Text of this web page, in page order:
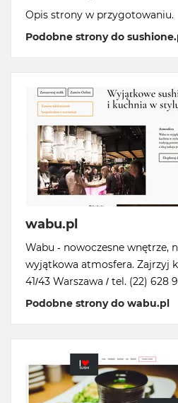
Opis strony w przygotowaniu.
Podobne strony do
wabu.pl
Wabu - nowoczesne wnętrze,
wyjątkowa atmosfera. Zajrzyj
41/43 Warszawa / tel. (22) 628
Podobne strony do wabu.pl